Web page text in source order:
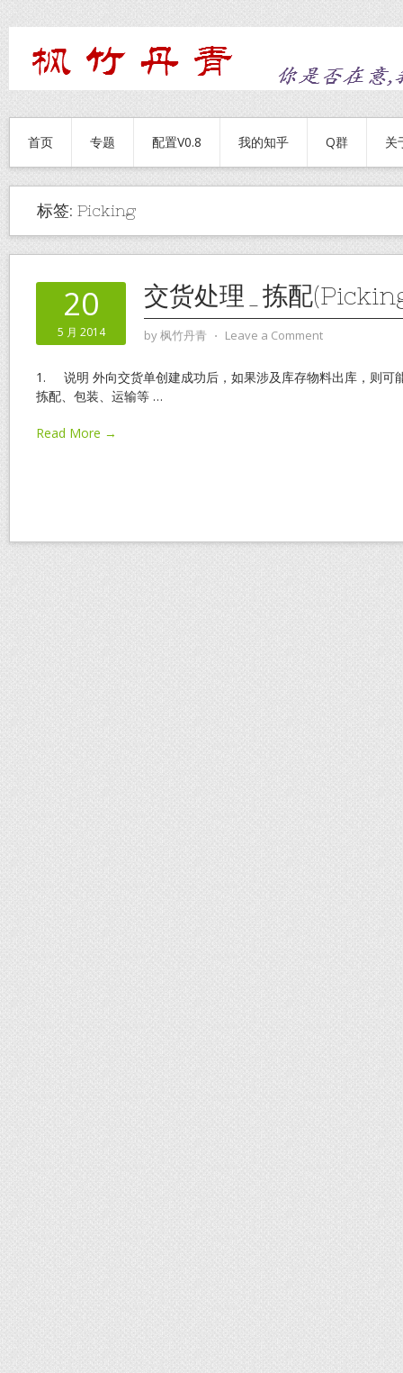
首页 专题 配置V0.8 我的知乎 Q群 关
标签: Picking
20
5 月 2014
交货处理_拣配
by枫竹丹青 ⋅ Leave a Comment
1. 说明 外向交货单创建成功后，如果涉及库存物料出库，则可
拣配、包装、运输等 …
Read More →